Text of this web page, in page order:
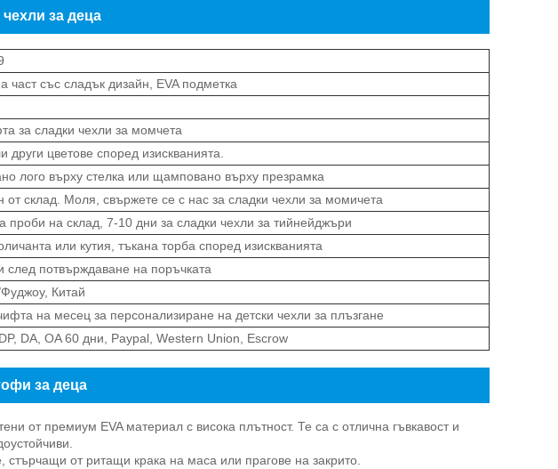
за деца
част със сладък дизайн, EVA подметка
за сладки чехли за момчета
други цветове според изискванията.
лого върху стелка или щамповано върху презрамка
от склад. Моля, свържете се с нас за сладки чехли за момичета
проби на склад, 7-10 дни за сладки чехли за тийнейджъри
или кутия, тъкана торба според изискванията
след потвърждаване на поръчката
Китай
на месец за персонализиране на детски чехли за плъзгане
DA, OA 60 дни, Paypal, Western Union, Escrow
за деца
от премиум EVA материал с висока плътност. Те са с отлична гъвкавост и
стърчащи от ритащи крака на маса или прагове на закрито.